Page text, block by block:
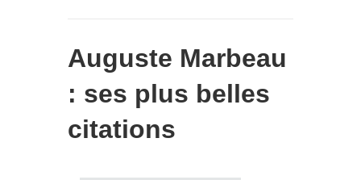
Auguste Marbeau
: ses plus belles
citations